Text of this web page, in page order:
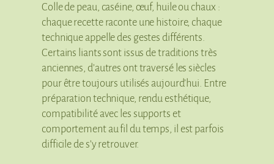
Colle de peau, caséine, œuf, huile ou chaux :
chaque recette raconte une histoire, chaque
technique appelle des gestes différents.
Certains liants sont issus de traditions très
anciennes, d’autres ont traversé les siècles
pour être toujours utilisés aujourd’hui. Entre
préparation technique, rendu esthétique,
compatibilité avec les supports et
comportement au fil du temps, il est parfois
difficile de s’y retrouver.